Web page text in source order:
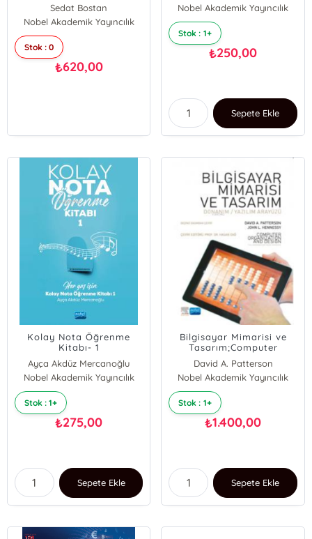
Sedat Bostan
Duygu Ürek
Ramazan Erdem
Nobel Akademik Yayıncılık
Stok : 0
₺620,00
Sezin Andiç
Dilay Eldoğan-Eken
Nobel Akademik Yayıncılık
Stok : 1+
₺250,00
Sepete Ekle
Kolay Nota Öğrenme
Kitabı- 1
Ayça Akdüz Mercanoğlu
Nobel Akademik Yayıncılık
Stok : 1+
₺275,00
Sepete Ekle
Bilgisayar Mimarisi ve
Tasarım;Computer
Organization and Design
David A. Patterson
John L. Hennessy
Nobel Akademik Yayıncılık
Stok : 1+
₺1.400,00
Sepete Ekle